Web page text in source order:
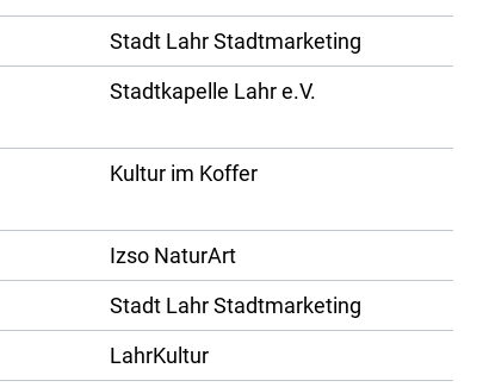
Stadt Lahr Stadtmarketing
Stadtkapelle Lahr e.V.
Kultur im Koffer
Izso NaturArt
Stadt Lahr Stadtmarketing
LahrKultur